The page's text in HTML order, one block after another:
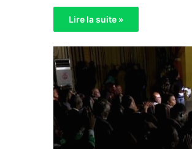
Lire la suite »